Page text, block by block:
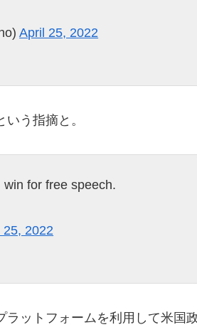
April 25, 2022
う指摘と。
for free speech.
25, 2022
ットフォームを利用して米国